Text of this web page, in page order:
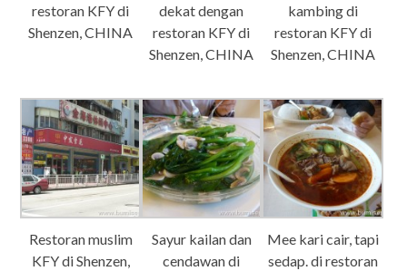
restoran KFY di
Shenzen, CHINA
dekat dengan
restoran KFY di
Shenzen, CHINA
kambing di
restoran KFY di
Shenzen, CHINA
Restoran muslim
KFY di Shenzen,
Sayur kailan dan
cendawan di
Mee kari cair, tapi
sedap. di restoran